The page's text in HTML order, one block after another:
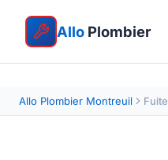
Allo Plombier
Allo Plombier Montreuil